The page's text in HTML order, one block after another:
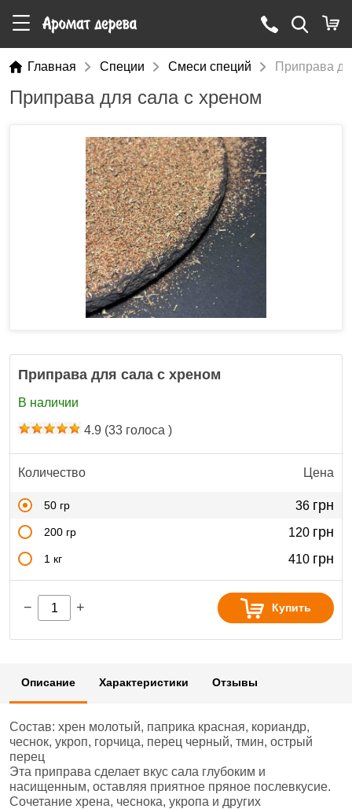
Главная Специи Смеси специй Приправа
Приправа для сала с хреном
Приправа для сала с хреном
В наличии
4.9 (33 голоса )
Количество Цена
50 гр 36 грн
200 гр 120 грн
1 кг 410 грн
− + Купить
Описание Характеристики Отзывы
Состав: хрен молотый, паприка красная, кориандр,
чеснок, укроп, горчица, перец черный, тмин, острый
перец
Эта приправа сделает вкус сала глубоким и
насищенным, оставляя приятное пряное послевкусие.
Сочетание хрена, чеснока, укропа и других